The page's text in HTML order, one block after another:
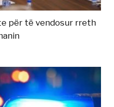
për të vendosur rreth